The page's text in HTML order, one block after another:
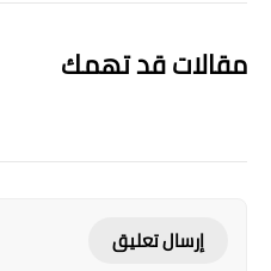
مقالات قد تهمك
إرسال تعليق